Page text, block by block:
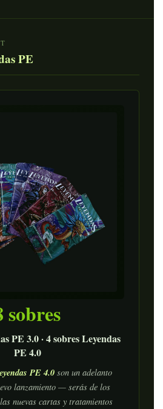
PE
sobres
PE 3.0 · 4 sobres Leyendas
PE 4.0
PE 4.0son un adelanto
lanzamiento — serás de los
nuevas cartas y tratamientos